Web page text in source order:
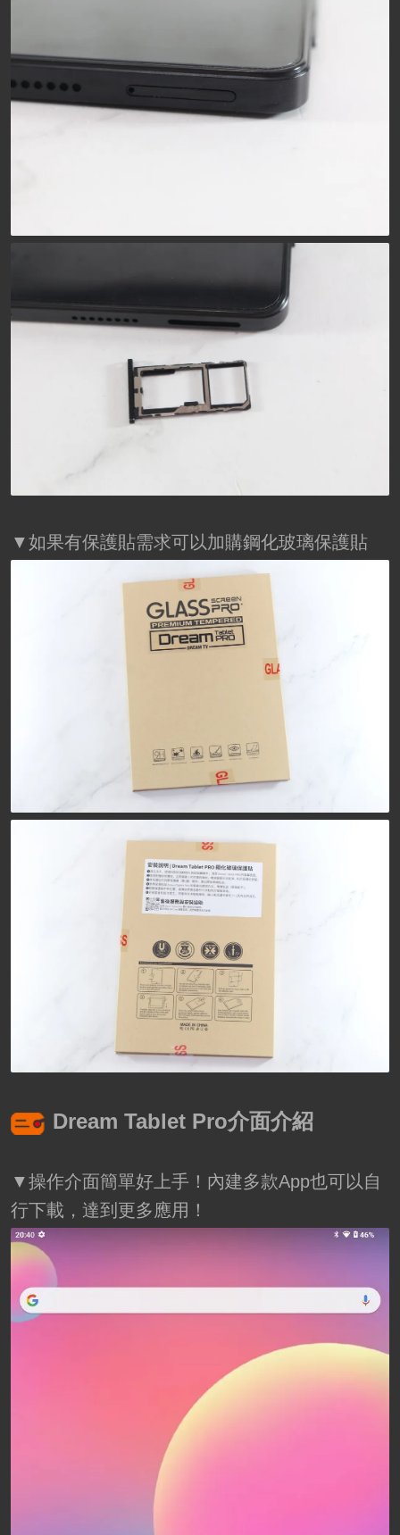
▼如果有保護貼需求可以加購鋼化玻璃保護貼
Dream Tablet Pro介面介紹
▼操作介面簡單好上手！內建多款App也可以自
行下載，達到更多應用！